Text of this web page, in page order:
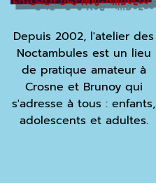
Depuis 2002, l'atelier des
Noctambules est un lieu
de pratique amateur à
Crosne et Brunoy qui
s'adresse à tous : enfants,
adolescents et adultes.